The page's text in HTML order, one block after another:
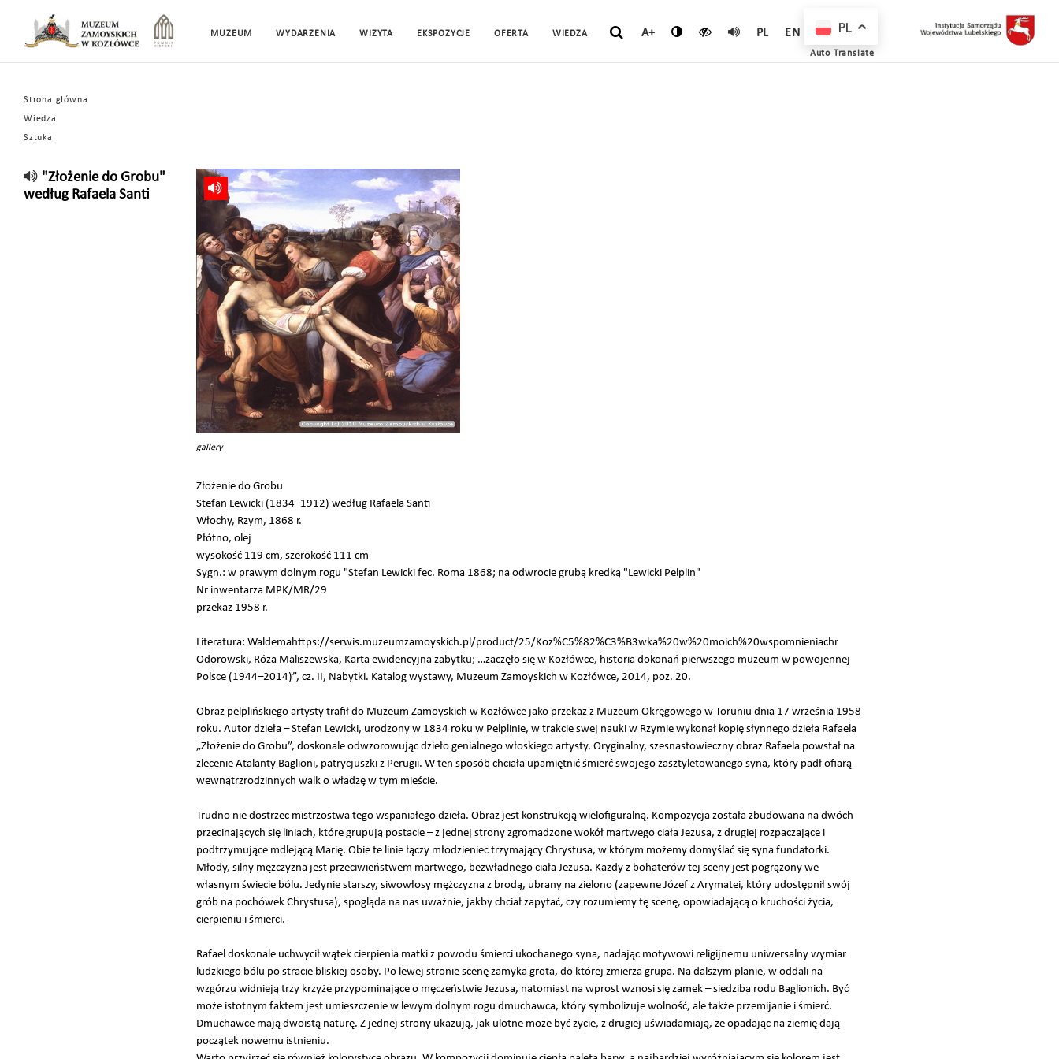
MUZEUM WYDARZENIA WIZYTA EKSPOZYCJE OFERTA WIEDZA A+ PL EN
Strona główna
Wiedza
Sztuka
"Złożenie do Grobu"
według Rafaela Santi
gallery
Złożenie do Grobu
Stefan Lewicki (1834–1912) według Rafaela Santi
Włochy, Rzym, 1868 r.
Płótno, olej
wysokość 119 cm, szerokość 111 cm
Sygn.: w prawym dolnym rogu "Stefan Lewicki fec. Roma 1868; na odwrocie grubą kredką "Lewicki Pelplin"
Nr inwentarza MPK/MR/29
przekaz 1958 r.
Literatura: Waldemahttps://serwis.muzeumzamoyskich.pl/product/25/Koz%C5%82%C3%B3wka%20w%20moich%20wspomnieniachr
Odorowski, Róża Maliszewska, Karta ewidencyjna zabytku; …zaczęło się w Kozłówce, historia dokonań pierwszego muzeum w powojennej
Polsce (1944–2014)”, cz. II, Nabytki. Katalog wystawy, Muzeum Zamoyskich w Kozłówce, 2014, poz. 20.
Obraz pelplińskiego artysty trafił do Muzeum Zamoyskich w Kozłówce jako przekaz z Muzeum Okręgowego w Toruniu dnia 17 września 1958
roku. Autor dzieła – Stefan Lewicki, urodzony w 1834 roku w Pelplinie, w trakcie swej nauki w Rzymie wykonał kopię słynnego dzieła Rafaela
„Złożenie do Grobu”, doskonale odwzorowując dzieło genialnego włoskiego artysty. Oryginalny, szesnastowieczny obraz Rafaela powstał na
zlecenie Atalanty Baglioni, patrycjuszki z Perugii. W ten sposób chciała upamiętnić śmierć swojego zasztyletowanego syna, który padł ofiarą
wewnątrzrodzinnych walk o władzę w tym mieście.
Trudno nie dostrzec mistrzostwa tego wspaniałego dzieła. Obraz jest konstrukcją wielofiguralną. Kompozycja została zbudowana na dwóch
przecinających się liniach, które grupują postacie – z jednej strony zgromadzone wokół martwego ciała Jezusa, z drugiej rozpaczające i
podtrzymujące mdlejącą Marię. Obie te linie łączy młodzieniec trzymający Chrystusa, w którym możemy domyślać się syna fundatorki.
Młody, silny mężczyzna jest przeciwieństwem martwego, bezwładnego ciała Jezusa. Każdy z bohaterów tej sceny jest pogrążony we
własnym świecie bólu. Jedynie starszy, siwowłosy mężczyzna z brodą, ubrany na zielono (zapewne Józef z Arymatei, który udostępnił swój
grób na pochówek Chrystusa), spogląda na nas uważnie, jakby chciał zapytać, czy rozumiemy tę scenę, opowiadającą o kruchości życia,
cierpieniu i śmierci.
Rafael doskonale uchwycił wątek cierpienia matki z powodu śmierci ukochanego syna, nadając motywowi religijnemu uniwersalny wymiar
ludzkiego bólu po stracie bliskiej osoby. Po lewej stronie scenę zamyka grota, do której zmierza grupa. Na dalszym planie, w oddali na
wzgórzu widnieją trzy krzyże przypominające o męczeństwie Jezusa, natomiast na wprost wznosi się zamek – siedziba rodu Baglionich. Być
może istotnym faktem jest umieszczenie w lewym dolnym rogu dmuchawca, który symbolizuje wolność, ale także przemijanie i śmierć.
Dmuchawce mają dwoistą naturę. Z jednej strony ukazują, jak ulotne może być życie, z drugiej uświadamiają, że opadając na ziemię dają
początek nowemu istnieniu.
PL
Auto Translate